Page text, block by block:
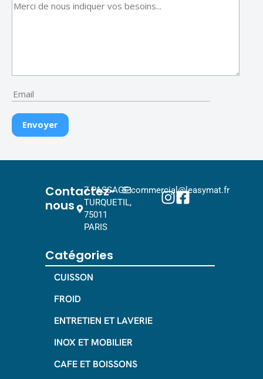
Contactez-
nous
7 PASSAGE
TURQUETIL,
75011
PARIS
commercial@leasymat.fr
Catégories
CUISSON
FROID
ENTRETIEN ET LAVERIE
INOX ET MOBILIER
CAFE ET BOISSONS